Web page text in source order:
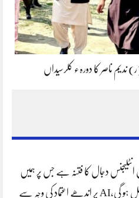
ندیم ناصر کا دورہء کلرسیداں
انٹلیجنس دجال کا فتنہ ہے جس پر ہمیں
فتح حاصل ہو گی،AI پر اندھے اعتماد کی وجہ سے